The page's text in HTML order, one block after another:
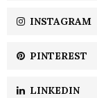
INSTAGRAM
PINTEREST
LINKEDIN